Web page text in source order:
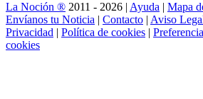
La Noción ® 2011 - 2026 | Ayuda | Mapa
Envíanos tu Noticia | Contacto | Aviso
Privacidad | Política de cookies |
cookies